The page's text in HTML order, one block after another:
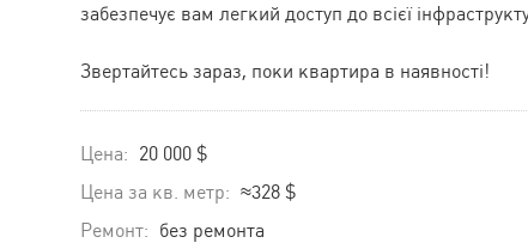
забезпечує вам легкий доступ до всієї
Звертайтесь зараз, поки квартира в наявності!
Цена: 20 000 $
Цена за кв. метр: ≈328 $
Ремонт: без ремонта